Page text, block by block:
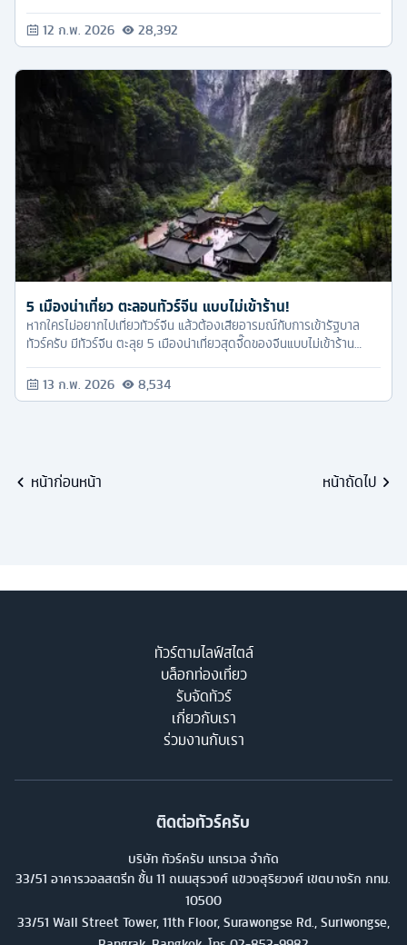
ใครหลายคน
12 ก.พ. 2026 28,392
5 เมืองน่าเที่ยว ตะลอนทัวร์จีน แบบไม่เข้าร้าน!
หากใครไม่อยากไปเที่ยวทัวร์จีน แล้วต้องเสียอารมณ์กับการเข้ารัฐบาล
ทัวร์ครับ มีทัวร์จีน ตะลุย 5 เมืองน่าเที่ยวสุดจี๊ดของจีนแบบไม่เข้าร้าน
13 ก.พ. 2026 8,534
หน้าก่อนหน้า หน้าถัดไป
ทัวร์ตามไลฟ์สไตล์
บล็อกท่องเที่ยว
รับจัดทัวร์
เกี่ยวกับเรา
ร่วมงานกับเรา
ติดต่อทัวร์ครับ
บริษัท ทัวร์ครับ แทรเวล จำกัด
33/51 อาคารวอลสตรีท ชั้น 11 ถนนสุรวงศ์ แขวงสุริยวงศ์ เขตบางรัก กทม.
10500
33/51 Wall Street Tower, 11th Floor, Surawongse Rd., Suriwongse,